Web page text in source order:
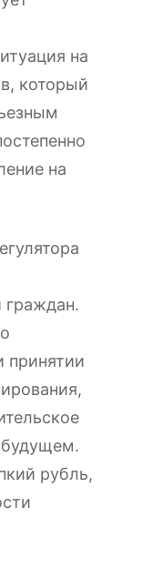
на
который
на
принятии
будущем.
рубль,